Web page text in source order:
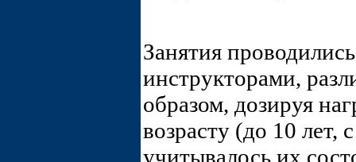
Занятия
инструкторами,
образом, дозируя
возрасту (до 10 лет,
учитывалось их